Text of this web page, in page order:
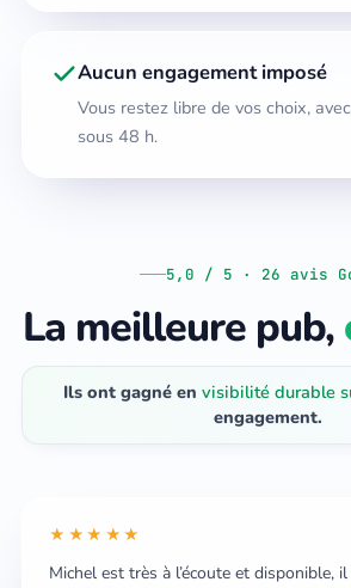
Aucun engagement imposé
Vous restez libre de vos choix,
sous 48 h.
5,0 / 5 · 26 avis
La meilleure pub,
Ils ont gagné en visibilité durable
engagement.
★★★★★
Michel est très à l’écoute et disponible,